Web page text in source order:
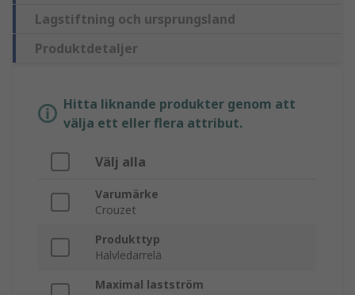
Lagstiftning och ursprungsland
Produktdetaljer
Hitta liknande produkter genom att
välja ett eller flera attribut.
Välj alla
Varumärke
Crouzet
Produkttyp
Halvledarrelä
Maximal lastström